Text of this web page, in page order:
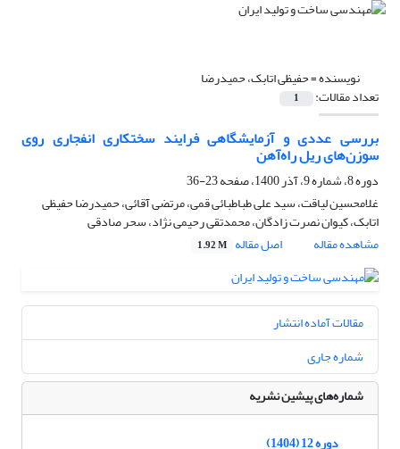
نویسنده =حفیظی اتابک، حمیدرضا
تعداد مقالات: 1
بررسی عددی و آزمایشگاهی فرایند سختکاری انفجاری روی
سوزن‌های ریل راه‌آهن
دوره 8، شماره 9، آذر 1400، صفحه
23-36
غلامحسین لیاقت، سید علی طباطبائی قمی، مرتضی آقائی، حمیدرضا حفیظی
اتابک، کیوان نصرت زادگان، محمدتقی رحیمی نژاد، سحر صادقی
مشاهده مقاله
اصل مقاله 1.92 M
مقالات آماده انتشار
شماره جاری
شماره‌های پیشین نشریه
دوره 12 (1404)